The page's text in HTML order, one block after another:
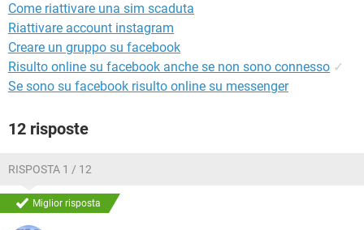
Come riattivare una sim scaduta
Riattivare account instagram
Creare un gruppo su facebook
Risulto online su facebook anche se non sono connesso ✓
Se sono su facebook risulto online su messenger
12 risposte
RISPOSTA 1 / 12
Miglior risposta